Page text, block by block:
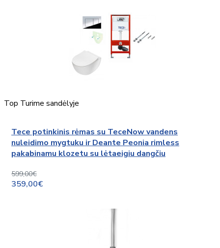
Top Turime sandėlyje
Tece potinkinis rėmas su TeceNow vandens
nuleidimo mygtuku ir Deante Peonia rimless
pakabinamu klozetu su lėtaeigiu dangčiu
599,00€
359,00€